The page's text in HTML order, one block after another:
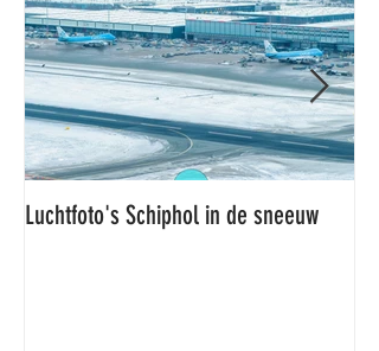
Luchtfoto's Schiphol in de sneeuw